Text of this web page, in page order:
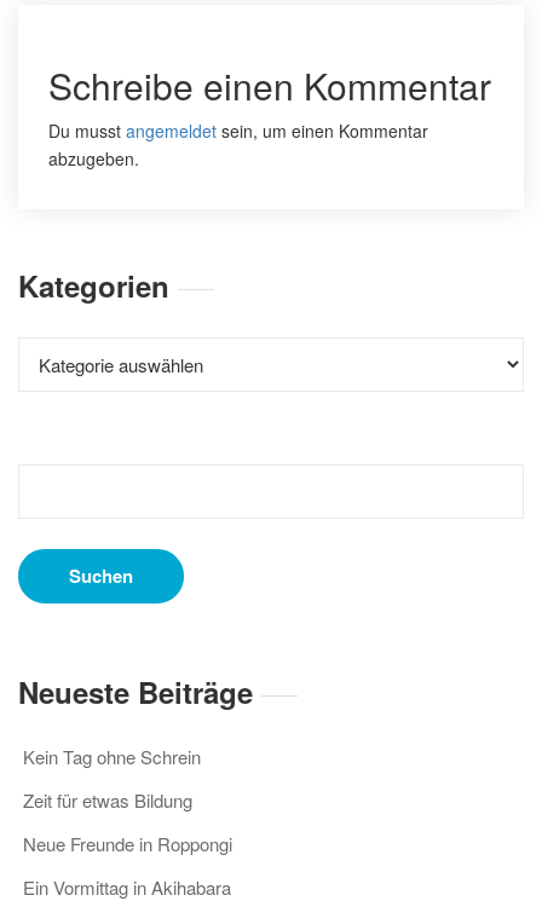
Schreibe einen Kommentar
Du musst angemeldet sein, um einen Kommentar
abzugeben.
Kategorien
Neueste Beiträge
Kein Tag ohne Schrein
Zeit für etwas Bildung
Neue Freunde in Roppongi
Ein Vormittag in Akihabara